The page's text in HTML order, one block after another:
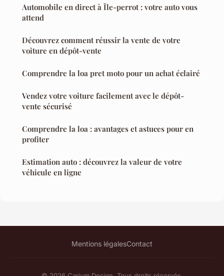
Automobile en direct à Île-perrot : votre auto vous
attend
Découvrez comment réussir la vente de votre
voiture en dépôt-vente
Comprendre la loa pret moto pour un achat éclairé
Vendez votre voiture facilement avec le dépôt-
vente sécurisé
Comprendre la loa : avantages et astuces pour en
profiter
Estimation auto : découvrez la valeur de votre
véhicule en ligne
Mentions légalesContact